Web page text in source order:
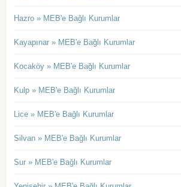
Hazro » MEB'e Bağlı Kurumlar
Kayapınar » MEB'e Bağlı Kurumlar
Kocaköy » MEB'e Bağlı Kurumlar
Kulp » MEB'e Bağlı Kurumlar
Lice » MEB'e Bağlı Kurumlar
Silvan » MEB'e Bağlı Kurumlar
Sur » MEB'e Bağlı Kurumlar